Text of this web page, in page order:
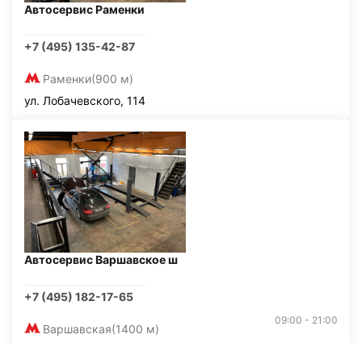
Автосервис Раменки
+7 (495) 135-42-87
Раменки(900 м)
ул. Лобачевского, 114
Автосервис Варшавское ш
+7 (495) 182-17-65
Варшавская(1400 м)
09:00 - 21:00